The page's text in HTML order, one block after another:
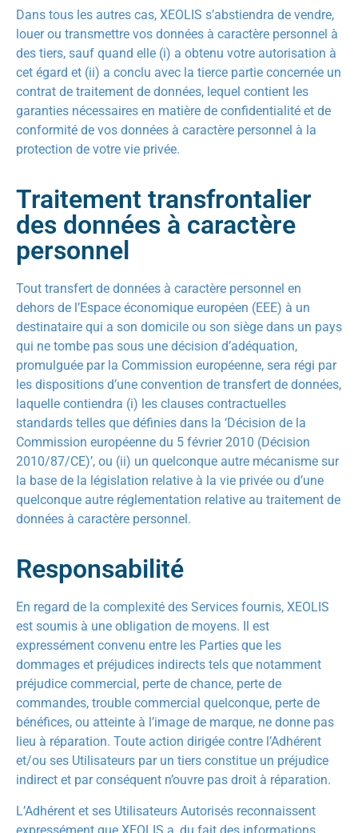
Dans tous les autres cas, XEOLIS s’abstiendra de vendre,
louer ou transmettre vos données à caractère personnel à
des tiers, sauf quand elle (i) a obtenu votre autorisation à
cet égard et (ii) a conclu avec la tierce partie concernée un
contrat de traitement de données, lequel contient les
garanties nécessaires en matière de confidentialité et de
conformité de vos données à caractère personnel à la
protection de votre vie privée.
Traitement transfrontalier
des données à caractère
personnel
Tout transfert de données à caractère personnel en
dehors de l’Espace économique européen (EEE) à un
destinataire qui a son domicile ou son siège dans un pays
qui ne tombe pas sous une décision d’adéquation,
promulguée par la Commission européenne, sera régi par
les dispositions d’une convention de transfert de données,
laquelle contiendra (i) les clauses contractuelles
standards telles que définies dans la ‘Décision de la
Commission européenne du 5 février 2010 (Décision
2010/87/CE)’, ou (ii) un quelconque autre mécanisme sur
la base de la législation relative à la vie privée ou d’une
quelconque autre réglementation relative au traitement de
données à caractère personnel.
Responsabilité
En regard de la complexité des Services fournis, XEOLIS
est soumis à une obligation de moyens. Il est
expressément convenu entre les Parties que les
dommages et préjudices indirects tels que notamment
préjudice commercial, perte de chance, perte de
commandes, trouble commercial quelconque, perte de
bénéfices, ou atteinte à l’image de marque, ne donne pas
lieu à réparation. Toute action dirigée contre l’Adhérent
et/ou ses Utilisateurs par un tiers constitue un préjudice
indirect et par conséquent n’ouvre pas droit à réparation.
L’Adhérent et ses Utilisateurs Autorisés reconnaissent